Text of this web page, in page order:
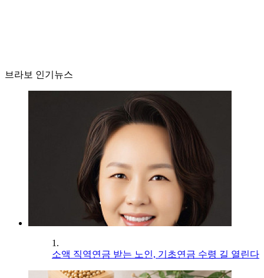
브라보 인기뉴스
1.
소액 직역연금 받는 노인, 기초연금 수령 길 열린다